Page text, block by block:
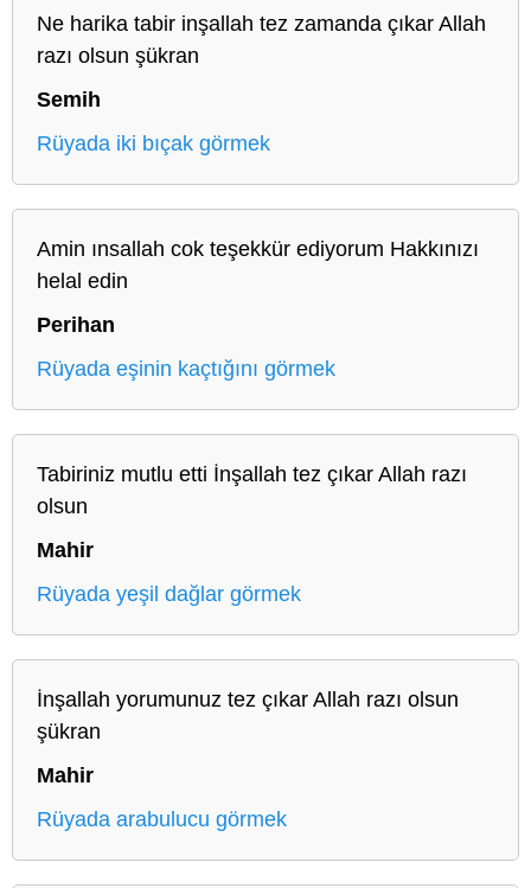
Ne harika tabir inşallah tez zamanda çıkar Allah
razı olsun şükran
Semih
Rüyada iki bıçak görmek
Amin ınsallah cok teşekkür ediyorum Hakkınızı
helal edin
Perihan
Rüyada eşinin kaçtığını görmek
Tabiriniz mutlu etti İnşallah tez çıkar Allah razı
olsun
Mahir
Rüyada yeşil dağlar görmek
İnşallah yorumunuz tez çıkar Allah razı olsun
şükran
Mahir
Rüyada arabulucu görmek